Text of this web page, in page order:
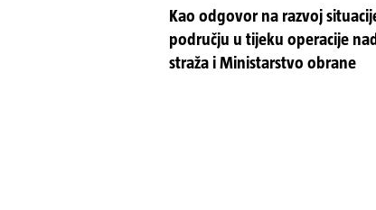
Kao odgovor na razvoj
području u tijeku operacije
straža i Ministarstvo obrane